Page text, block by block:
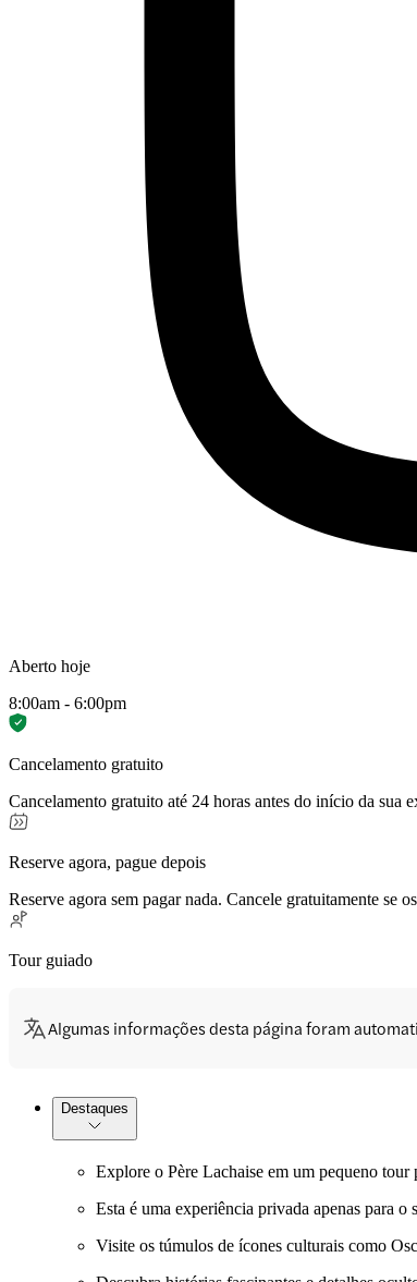
Aberto hoje
8:00am - 6:00pm
Cancelamento gratuito
Cancelamento gratuito até 24 horas antes do início da sua
Reserve agora, pague depois
Reserve agora sem pagar nada. Cancele gratuitamente se
Tour guiado
Algumas informações desta página foram
Destaques
Explore o Père Lachaise em um pequeno
Esta é uma experiência privada apenas para
Visite os túmulos de ícones culturais como